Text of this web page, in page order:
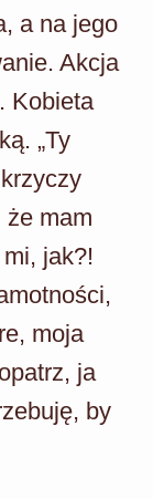
a na jego
Akcja
Kobieta
„Ty
że mam
jak?!
moja
ja
by